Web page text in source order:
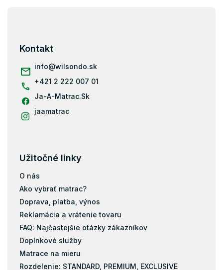
Kontakt
info@wilsondo.sk
+421 2 222 007 01
Ja-A-Matrac.Sk
jaamatrac
Užitočné linky
O nás
Ako vybrať matrac?
Doprava, platba, výnos
Reklamácia a vrátenie tovaru
FAQ: Najčastejšie otázky zákazníkov
Doplnkové služby
Matrace na mieru
Rozdelenie: STANDARD, PREMIUM, EXCLUSIVE